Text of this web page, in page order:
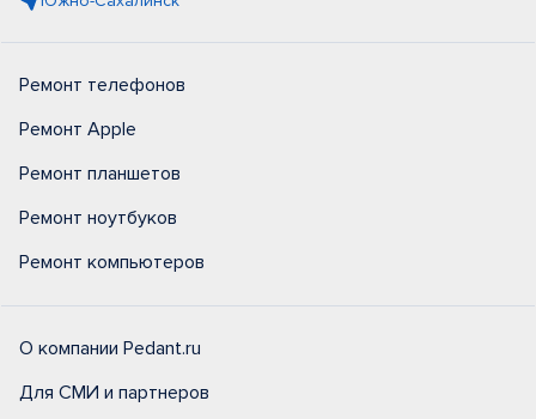
Ремонт телефонов
Ремонт Apple
Ремонт планшетов
Ремонт ноутбуков
Ремонт компьютеров
О компании Pedant.ru
Для СМИ и партнеров